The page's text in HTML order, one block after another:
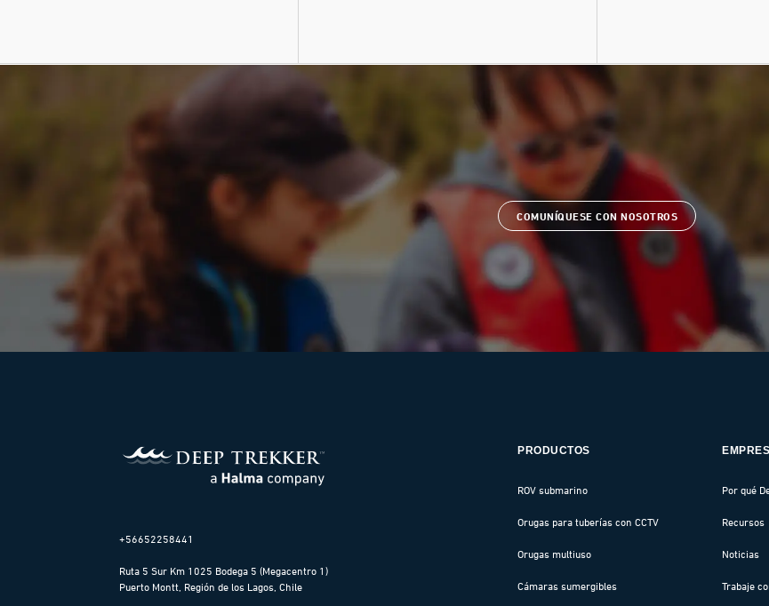
COMUNÍQUESE CON NOSOTROS
+56652258441
Ruta 5 Sur Km 1025 Bodega 5 (Megacentro 1)
Puerto Montt, Región de los Lagos, Chile
PRODUCTOS
ROV submarino
Orugas para tuberías con CCTV
Orugas multiuso
Cámaras sumergibles
Por qué
Recursos
Noticias
Trabaje